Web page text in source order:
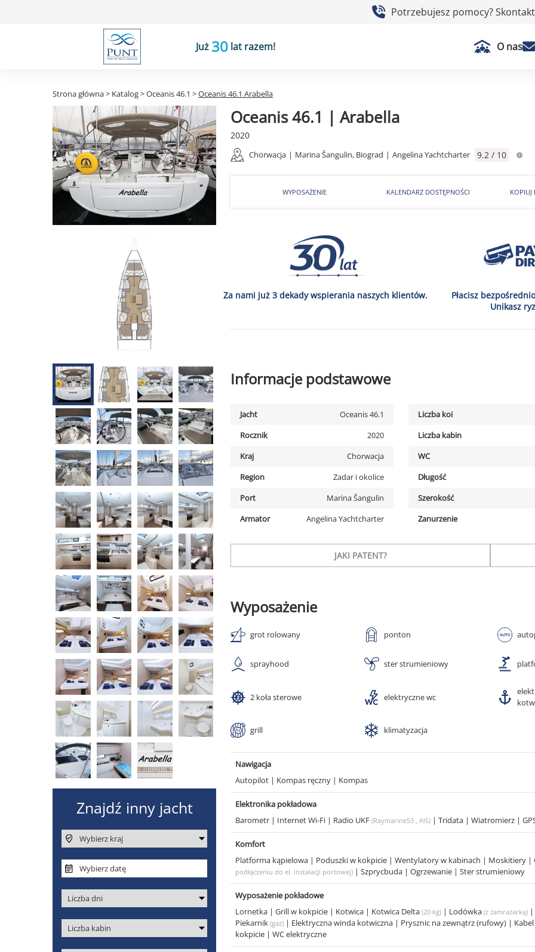
Potrzebujesz pomocy?
Już 30 lat razem! O nas
Strona główna> Katalog>Oceanis 46.1 >Oceanis 46.1 Arabella
Oceanis 46.1 | Arabella
2020
Chorwacja | Marina Šangulin, Biograd | Angelina Yachtcharter 9.2 / 10
WYPOSAŻENIE KALENDARZ DOSTĘPNOŚCI KOPIUJ
Za nami już 3 dekady wspierania naszych klientów.
Płacisz
Unikasz
Informacje podstawowe
Jacht
Oceanis 46.1
Rocznik
2020
Kraj
Chorwacja
Region
Zadar i okolice
Port
Marina Šangulin
Armator
Angelina Yachtcharter
Liczba koi
Liczba kabin
WC
Długość
Szerokość
Zanurzenie
JAKI PATENT?
Wyposażenie
grot rolowany ponton
sprayhood ster strumieniowy
2 koła sterowe elektryczne wc
grill klimatyzacja
Nawigacja
Autopilot | Kompas ręczny | Kompas
Elektronika pokładowa
Barometr | Internet Wi-Fi | Radio UKF (Raymarine53 , AIS) | Tridata | Wiatromierz |
Komfort
Platforma kąpielowa | Poduszki w kokpicie | Wentylatory w kabinach | Moskitiery |
podłączeniu do el. instalacji portowej) | Szprycbuda | Ogrzewanie | Ster strumieniowy
Wyposażenie pokładowe
Lornetka | Grill w kokpicie | Kotwica | Kotwica Delta (20 kg) | Lodówka (z zamrażarką) |
Piekarnik (gaz) | Elektryczna winda kotwiczna | Prysznic na zewnątrz (rufowy) |
kokpicie | WC elektryczne